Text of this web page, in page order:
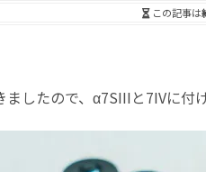
この記事は
ましたので、α7SIIIと7IVに付